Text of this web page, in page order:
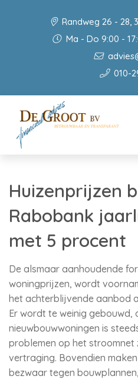
Randweg 26 - 28,
Ma - Do 9:00 -
010-
Huizenprijzen
Rabobank
met 5 procent
De alsmaar aanhoudende
woningprijzen, wordt
het achterblijvende aanbod
Er wordt te weinig gebouwd,
nieuwbouwwoningen is
problemen op het
vertraging. Bovendien
bezwaar tegen